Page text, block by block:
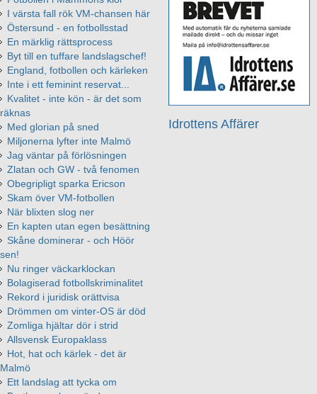
Idrottens Affärer
I värsta fall rök VM-chansen här
Östersund - en fotbollsstad
En märklig rättsprocess
Byt till en tuffare landslagschef!
England, fotbollen och kärleken
Inte i ett feminint reservat...
Kvalitet - inte kön - är det som
räknas
Med glorian på sned
Miljonerna lyfter inte Malmö
Jag väntar på förlösningen
Zlatan och GW - två fenomen
Obegripligt sparka Ericson
Skam över VM-fotbollen
När blixten slog ner
En kapten utan egen besättning
Skåne dominerar - och Höör
sen!
Nu ringer väckarklockan
Bolagiserad fotbollskriminalitet
Rekord i juridisk orättvisa
Drömmen om vinter-OS är död
Zomliga hjältar dör i strid
Allsvensk Europaklass
Hot, hat och kärlek - det är
Malmö
Ett landslag att tycka om